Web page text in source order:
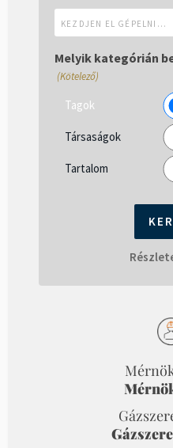
Melyik kategórián
(Kötelező)
Tagok
Társaságok
Tartalom